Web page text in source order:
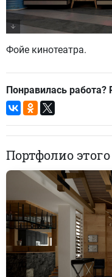
Фойе кинотеатра.
Понравилась
Портфолио